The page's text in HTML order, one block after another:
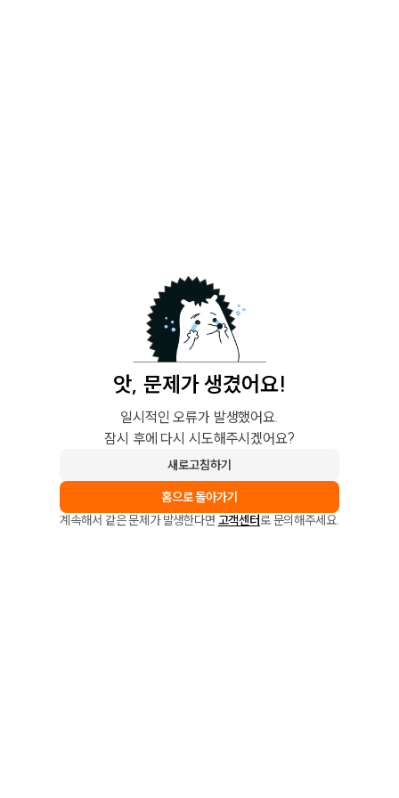
앗, 문제가 생겼어요!
일시적인 오류가 발생했어요.
잠시 후에 다시 시도해주시겠어요?
새로고침하기
홈으로 돌아가기
계속해서 같은 문제가 발생한다면 고객센터로 문의해주세요.